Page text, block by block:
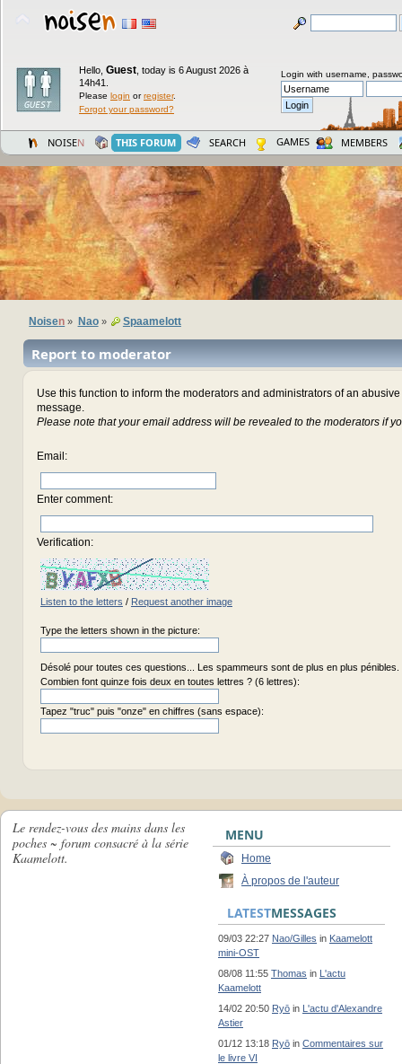
Hello, Guest today is 6 August 2026 à
14h41.
Please login orregister.
Forgot your password?
Login with username,
NOISEN THIS FORUM SEARCH GAMES MEMBERS
Noisen » Nao» Spaamelott
Report to moderator
Use this function to inform the moderators and administrators of an
message.
Please note that your email address will be revealed to the moderators if
Email :
Enter comment:
Verification:
Listen to the letters / Request another image
Type the letters shown in the picture:
Désolé pour toutes ces questions... Les spammeurs sont de plus en plus pénibles.
Combien font quinze fois deux en toutes lettres ? (6 lettres):
Tapez "truc" puis "onze" en chiffres (sans espace):
Le rendez-vous des mains dans les
poches ~ forum consacré à la série
Kaamelott.
MENU
Home
À propos de l'auteur
LATESTMESSAGES
09/03 22:27 Nao/Gilles in Kaamelott
mini-OST
08/08 11:55 Thomas in L'actu
Kaamelott
14/02 20:50 Ryō in L'actu d'Alexandre
Astier
01/12 13:18 Ryō in Commentaires sur
le livre VI